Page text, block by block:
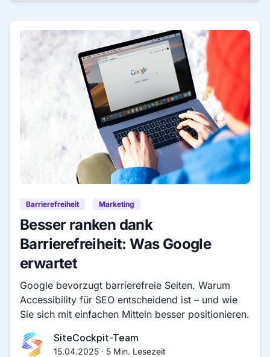
Barrierefreiheit Marketing
Besser ranken dank
Barrierefreiheit: Was Google
erwartet
Google bevorzugt barrierefreie Seiten. Warum
Accessibility für SEO entscheidend ist – und wie
Sie sich mit einfachen Mitteln besser positionieren.
SiteCockpit-Team
15.04.2025 · 5 Min. Lesezeit